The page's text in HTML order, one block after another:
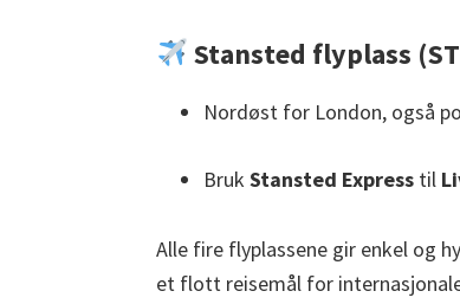
Stansted flyplass
Nordøst for London, også
Bruk Stansted Express til
Alle fire flyplassene gir enkel og
et flott reisemål for